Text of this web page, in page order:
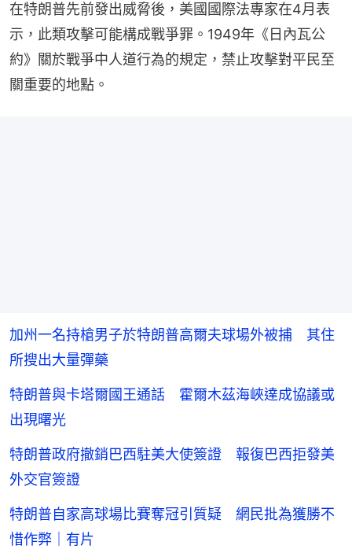
在特朗普先前發出威脅後，美國國際法專家在4月表
示，此類攻擊可能構成戰爭罪。1949年《日內瓦公
約》關於戰爭中人道行為的規定，禁止攻擊對平民至
關重要的地點。
加州一名持槍男子於特朗普高爾夫球場外被捕 其住
所搜出大量彈藥
特朗普與卡塔爾國王通話 霍爾木茲海峽達成協議或
出現曙光
特朗普政府撤銷巴西駐美大使簽證 報復巴西拒發美
外交官簽證
特朗普自家高球場比賽奪冠引質疑 網民批為獲勝不
惜作弊｜有片